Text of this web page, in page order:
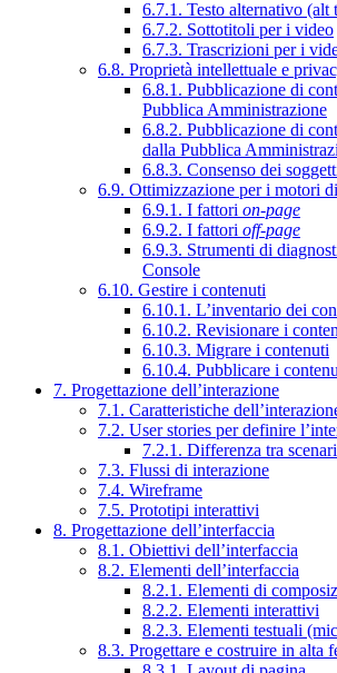
6.7.1. Testo alternativo (alt
6.7.2. Sottotitoli per i video
6.7.3. Trascrizioni per i
6.8. Proprietà intellettuale e
6.8.1. Pubblicazione di
Pubblica Amministrazione
6.8.2. Pubblicazione di
dalla Pubblica
6.8.3. Consenso dei
6.9. Ottimizzazione per i motori
6.9.1. I fattori on-page
6.9.2. I fattori off-page
6.9.3. Strumenti di
Console
6.10. Gestire i contenuti
6.10.1. L’inventario dei
6.10.2. Revisionare i
6.10.3. Migrare i contenuti
6.10.4. Pubblicare i
7. Progettazione dell’interazione
7.1. Caratteristiche
7.2. User stories per definire
7.2.1. Differenza tra
7.3. Flussi di interazione
7.4. Wireframe
7.5. Prototipi interattivi
8. Progettazione dell’interfaccia
8.1. Obiettivi dell’interfaccia
8.2. Elementi dell’interfaccia
8.2.1. Elementi di
8.2.2. Elementi interattivi
8.2.3. Elementi testuali
8.3. Progettare e costruire in alta